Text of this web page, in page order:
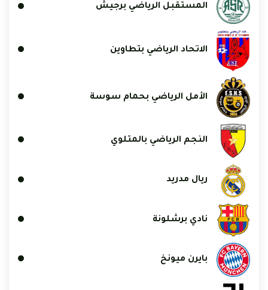
المستقبل الرياضي برجيش
الاتحاد الرياضي بتطاوين
الأمل الرياضي بحمام سوسة
النجم الرياضي بالمتلوي
ريال مدريد
نادي برشلونة
بايرن ميونخ